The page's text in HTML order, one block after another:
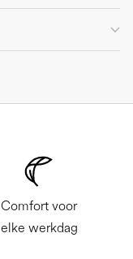
Comfort voor
elke werkdag